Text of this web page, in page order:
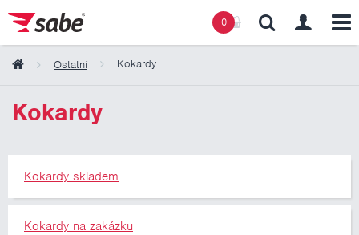
0
Ostatní Kokardy
Kokardy
Kokardy skladem
Kokardy na zakázku
Obsah košíku